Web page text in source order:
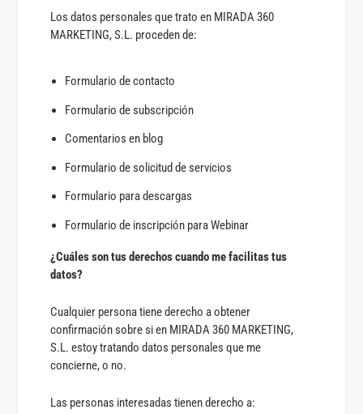
Los datos personales que trato en MIRADA 360
MARKETING, S.L. proceden de:
Formulario de contacto
Formulario de subscripción
Comentarios en blog
Formulario de solicitud de servicios
Formulario para descargas
Formulario de inscripción para Webinar
¿Cuáles son tus derechos cuando me facilitas tus
datos?
Cualquier persona tiene derecho a obtener
confirmación sobre si en MIRADA 360 MARKETING,
S.L. estoy tratando datos personales que me
concierne, o no.
Las personas interesadas tienen derecho a: